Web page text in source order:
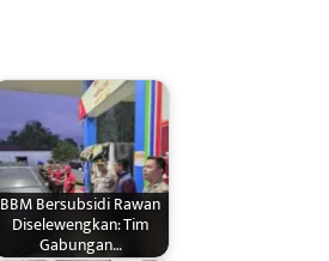
BBM Bersubsidi Rawan
Diselewengkan: Tim
Gabungan…